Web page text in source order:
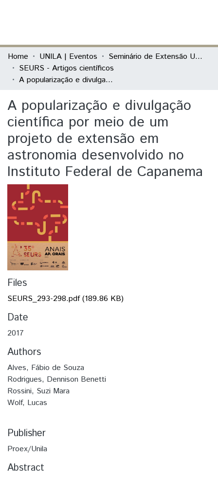
Communities & Collections
All of DSpace
Home UNILA | Eventos
Seminário de Extensão Universitária da Região Sul (SEURS)
SEURS - Artigos científicos
A popularização e divulgação científica por meio de um projeto de extensão em astronomia desenvolvido no Instituto Federal de Capanema
A popularização e divulgação
científica por meio de um
projeto de extensão em
astronomia desenvolvido no
Instituto Federal de Capanema
Files
SEURS_293-298.pdf(189.86 KB)
Date
2017
Authors
Alves, Fábio de Souza
Rodrigues, Dennison Benetti
Rossini, Suzi Mara
Wolf, Lucas
Publisher
Proex/Unila
Abstract